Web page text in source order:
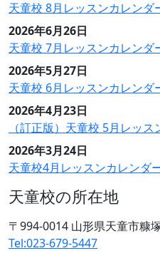
天童校 8月レッスンカレンダ
2026年6月26日
天童校 7月レッスンカレン
2026年5月27日
天童校 6月レッスンカレン
2026年4月23日
（訂正版）天童校 5月レッ
2026年3月24日
天童校4月レッスンカレンダ
天童校の所在地
〒994-0014 山形県天童市糠
Tel:023-679-5447